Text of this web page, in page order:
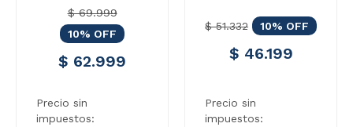
$ 69.999
10% OFF
$ 62.999
Precio sin
impuestos:
$ 51.332 10% OFF
$ 46.199
Precio sin
impuestos: